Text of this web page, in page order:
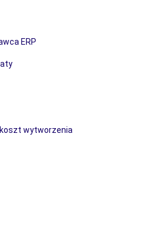
ERP
wytworzenia